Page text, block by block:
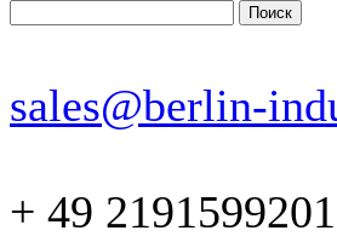
sales@berlin-
+ 49